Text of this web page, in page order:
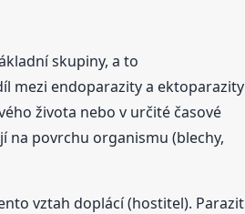
skupiny, a to
mezi endoparazity a ektoparazity
života nebo v určité časové
na povrchu organismu (blechy,
vztah doplácí (hostitel). Parazit